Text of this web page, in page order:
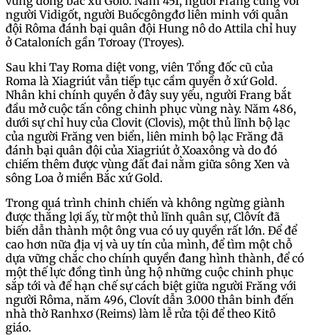
người Vidigốt, người Buốcgôngđơ liên minh với quân
đội Rôma đánh bại quân đội Hung nô do Attila chỉ huy
ở Cataloních gần Tơroay (Troyes).
Sau khi Tay Roma diệt vong, viên Tổng đốc cũ của
Roma là Xiagriút vẫn tiếp tục cầm quyền ở xứ Gold.
Nhân khi chính quyền ở đây suy yếu, người Frang bắt
đầu mở cuộc tấn công chinh phục vùng này. Năm 486,
dưới sự chỉ huy của Clovit (Clovis), một thủ lĩnh bộ lạc
của người Frăng ven biển, liên minh bộ lạc Frăng đã
đánh bại quân đội của Xiagriút ở Xoaxông và do đó
chiếm thêm được vùng đất đai nằm giữa sông Xen và
sông Loa ở miền Bắc xứ Gold.
Trong quá trình chinh chiến và không ngừng giành
được thắng lợi ấy, từ một thủ lĩnh quân sự, Clôvít đã
biến dẫn thành một ông vua có uy quyền rất lớn. Để để
cao hơn nữa địa vị và uy tín của mình, để tìm một chỗ
dựa vững chắc cho chính quyền đang hình thành, để có
một thế lực đồng tình ủng hộ những cuộc chinh phục
sắp tới và để hạn chế sự cách biệt giữa người Frăng với
người Rôma, năm 496, Clovít dẫn 3.000 thân binh đến
nhà thờ Ranhxơ (Reims) làm lễ rửa tội để theo Kitô
giáo.